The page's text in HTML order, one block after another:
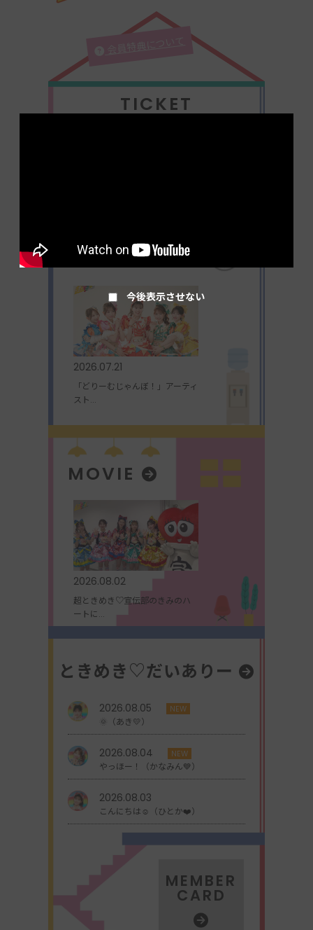
今後表示させない
TICKET
GALLERY
2026.07.21
「どりーむじゃんぼ！」アーティ
スト...
MOVIE
2026.08.02
超ときめき♡宣伝部のきみのハ
ートに...
ときめき♡だいありー
2026.08.05 NEW
🌞（あき💛）
2026.08.04 NEW
やっほー！（かなみん💙）
2026.08.03
こんにちは☺︎（ひとか❤️）
MEMBER
CARD